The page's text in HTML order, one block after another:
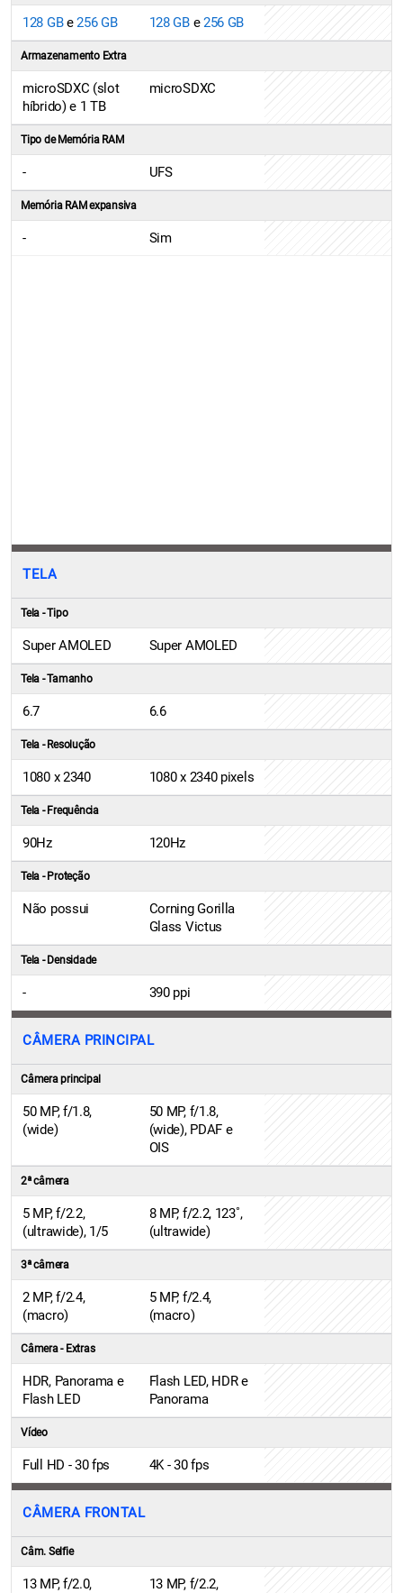
128 GBe256 GB 128 GBe256 GB
Armazenamento Extra
microSDXC (slot
híbrido) e 1 TB
microSDXC
Tipo de Memória RAM
- UFS
Memória RAM expansiva
- Sim
TELA
Tela - Tipo
Super AMOLED Super AMOLED
Tela - Tamanho
6.7 6.6
Tela - Resolução
1080 x 2340 1080 x 2340 pixels
Tela - Frequência
90Hz 120Hz
Tela - Proteção
Não possui
Corning Gorilla
Glass Victus
Tela - Densidade
- 390 ppi
CÂMERA PRINCIPAL
Câmera principal
50 MP, f/1.8,
(wide)
50 MP, f/1.8,
(wide), PDAF e
OIS
2ª câmera
5 MP, f/2.2,
(ultrawide), 1/5
8 MP, f/2.2, 123˚,
(ultrawide)
3ª câmera
2 MP, f/2.4,
(macro)
5 MP, f/2.4,
(macro)
Câmera - Extras
HDR, Panorama e
Flash LED
Flash LED, HDR e
Panorama
Vídeo
Full HD - 30 fps 4K - 30 fps
CÂMERA FRONTAL
Câm. Selfie
13 MP, f/2.0,
13 MP, f/2.2,